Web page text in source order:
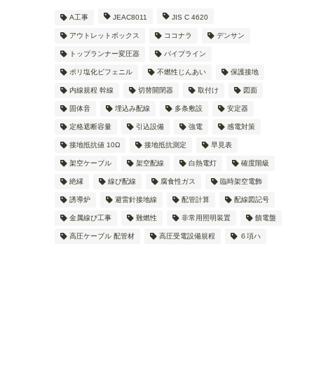
A工事 JEAC8011 JIS C 4620
アウトレットボックス ココナラ デンサン
トップランナー変圧器 パイプライン
ポリ塩化ビフェニル 不燃性じんあい 保護接地
内線規程 幹線 切替開閉器 取付け 図面
固体音 埋込み配線 多条敷設 安定器
定格遮断容量 引込設備 強電 感電対策
接地抵抗値 10Ω 接地抵抗測定 早見表
架空ケーブル 架空配線 白熱電灯 確度階級
絶縁 線ぴ配線 腐食性ガス 臨時架空電飾
誘導炉 避雷針接地線 配管計算 配線図記号
金属線ぴ工事 難燃性 非常用照明装置 饋電盤
高圧ケーブル 配管材 高圧受電設備規程 ６項ハ